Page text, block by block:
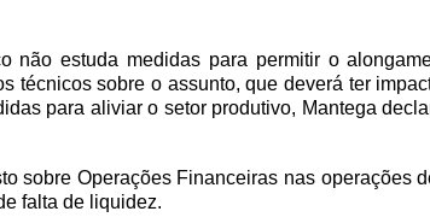
não estuda medidas para permitir o
técnicos sobre o assunto, que deverá ter
para aliviar o setor produtivo, Mantega
sobre Operações Financeiras nas operações
falta de liquidez.